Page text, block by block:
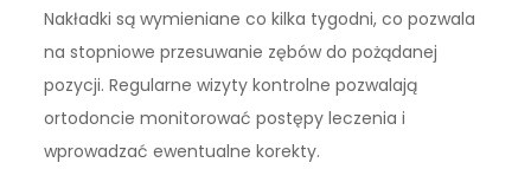
Nakładki są wymieniane co kilka tygodni, co pozwala
na stopniowe przesuwanie zębów do pożądanej
pozycji. Regularne wizyty kontrolne pozwalają
ortodoncie monitorować postępy leczenia i
wprowadzać ewentualne korekty.